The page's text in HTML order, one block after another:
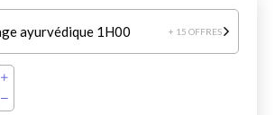
ayurvédique 1H00 + 15 OFFRES